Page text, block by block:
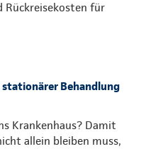
für
Behandlung
Krankenhaus? Damit
allein bleiben muss,